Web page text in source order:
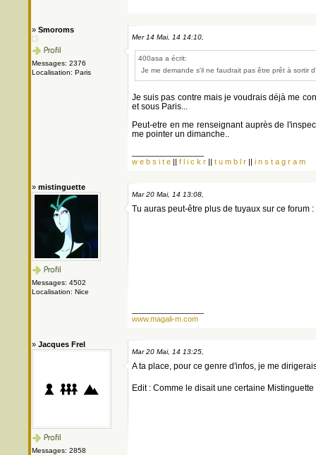
» Smoroms
Messages: 2376
Localisation: Paris
Mer 14 Mai, 14 14:10,
400asa a écrit:
Je me demande s'il ne faudrait pas être prêt à sortir
Je suis pas contre mais je voudrais déjà me
et sous Paris...
Peut-etre en me renseignant auprès de
me pointer un dimanche..
w e b s i t e || f l i c k r || t u m b l r || i n s t a g r a m
» mistinguette
Messages: 4502
Localisation: Nice
Mar 20 Mai, 14 13:08,
Tu auras peut-être plus de tuyaux sur ce forum :
www.magali-m.com
» Jacques Frel
Messages: 2858
Mar 20 Mai, 14 13:25,
A ta place, pour ce genre d'infos, je me
Edit : Comme le disait une certaine